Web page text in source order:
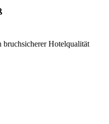
bruchsicherer Hotelqualität